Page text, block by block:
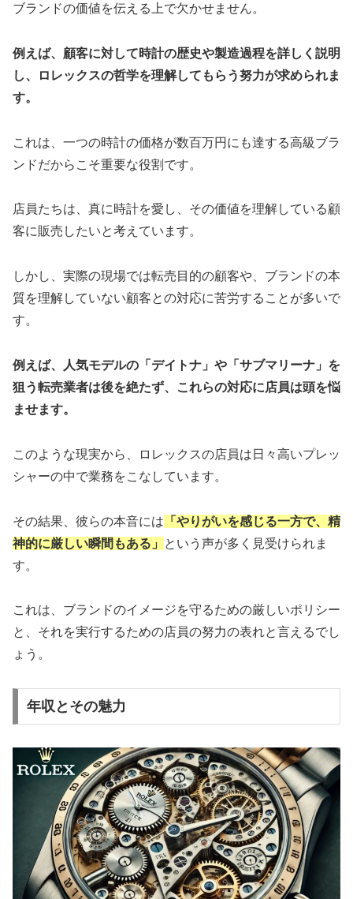
ブランドの価値を伝える上で欠かせません。
例えば、顧客に対して時計の歴史や製造過程を詳しく説明
し、ロレックスの哲学を理解してもらう努力が求められま
す。
これは、一つの時計の価格が数百万円にも達する高級ブラ
ンドだからこそ重要な役割です。
店員たちは、真に時計を愛し、その価値を理解している顧
客に販売したいと考えています。
しかし、実際の現場では転売目的の顧客や、ブランドの本
質を理解していない顧客との対応に苦労することが多いで
す。
例えば、人気モデルの「デイトナ」や「サブマリーナ」を
狙う転売業者は後を絶たず、これらの対応に店員は頭を悩
ませます。
このような現実から、ロレックスの店員は日々高いプレッ
シャーの中で業務をこなしています。
その結果、彼らの本音には 「やりがいを感じる一方で、精
神的に厳しい瞬間もある」
という声が多く見受けられま
す。
これは、ブランドのイメージを守るための厳しいポリシー
と、それを実行するための店員の努力の表れと言えるでし
ょう。
年収とその魅力